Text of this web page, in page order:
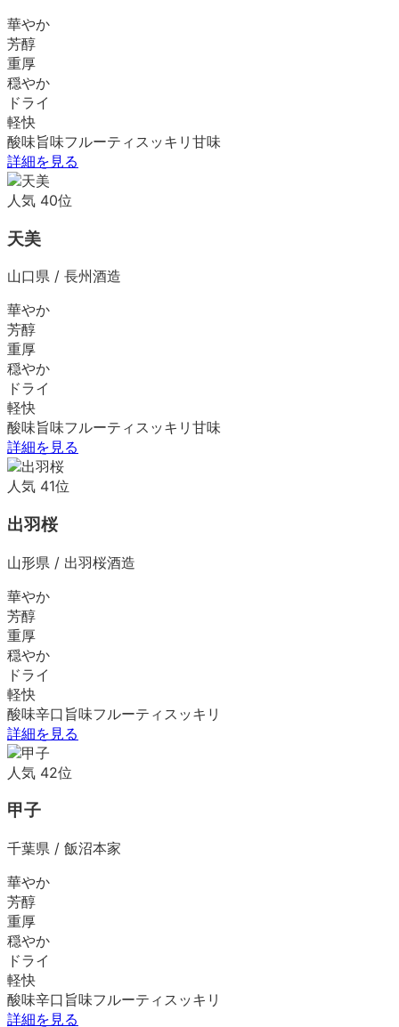
華やか
芳醇
重厚
穏やか
ドライ
軽快
酸味旨味フルーティ スッキリ 甘味
詳細を見る
人気 40位
天美
山口県 / 長州酒造
華やか
芳醇
重厚
穏やか
ドライ
軽快
酸味旨味フルーティ スッキリ 甘味
詳細を見る
人気 41位
出羽桜
山形県 / 出羽桜酒造
華やか
芳醇
重厚
穏やか
ドライ
軽快
酸味辛口 旨味フルーティ スッキリ
詳細を見る
人気 42位
甲子
千葉県 / 飯沼本家
華やか
芳醇
重厚
穏やか
ドライ
軽快
酸味辛口 旨味フルーティ スッキリ
詳細を見る